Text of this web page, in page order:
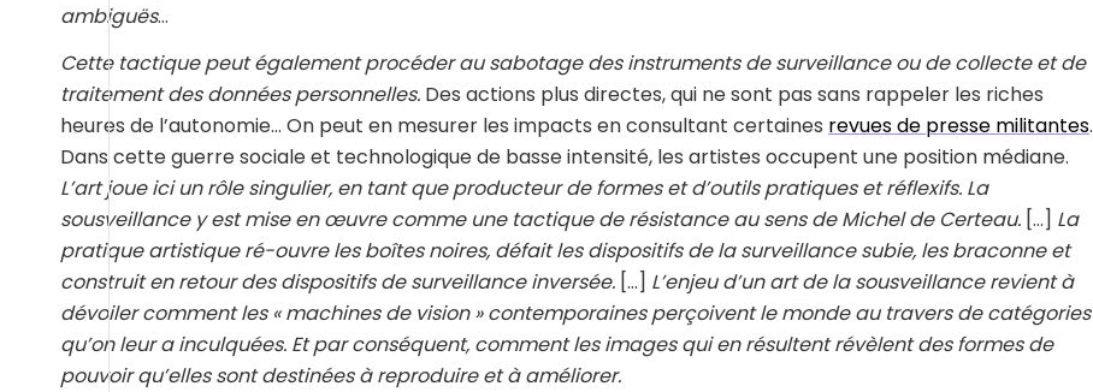
ambiguës…
Cette tactique peut également procéder au sabotage des instruments de surveillance ou de collecte et de
traitement des données personnelles. Des actions plus directes, qui ne sont pas sans rappeler les riches
heures de l’autonomie… On peut en mesurer les impacts en consultant certaines revues de presse militantes.
Dans cette guerre sociale et technologique de basse intensité, les artistes occupent une position médiane.
L’art joue ici un rôle singulier, en tant que producteur de formes et d’outils pratiques et réflexifs. La
sousveillance y est mise en œuvre comme une tactique de résistance au sens de Michel de Certeau. […] La
pratique artistique ré-ouvre les boîtes noires, défait les dispositifs de la surveillance subie, les braconne et
construit en retour des dispositifs de surveillance inversée. […] L’enjeu d’un art de la sousveillance revient à
dévoiler comment les « machines de vision » contemporaines perçoivent le monde au travers de catégories
qu’on leur a inculquées. Et par conséquent, comment les images qui en résultent révèlent des formes de
pouvoir qu’elles sont destinées à reproduire et à améliorer.